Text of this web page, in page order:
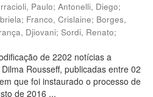
Paulo; Antonelli, Diego;
; Franco, Crislaine; Borges,
Djiovani; Sordi, Renato;
de 2202 notícias a
Rousseff, publicadas entre 02
que foi instaurado o processo de
de 2016 ...